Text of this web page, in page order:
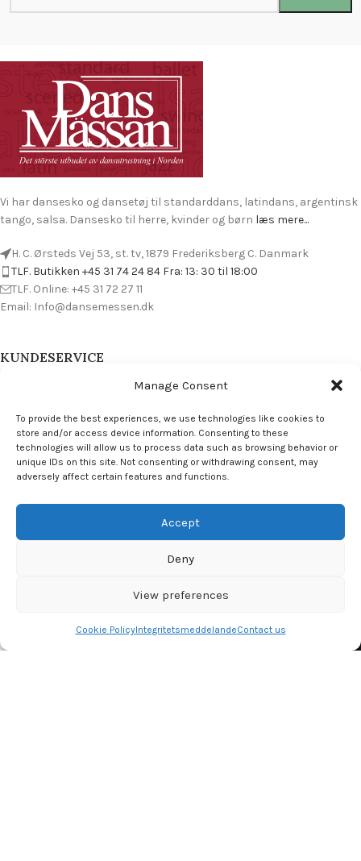
Manage Consent
To provide the best experiences, we use technologies like cookies to
store and/or access device information. Consenting to these
technologies will allow us to process data such as browsing behavior or
unique IDs on this site. Not consenting or withdrawing consent, may
adversely affect certain features and functions.
Accept
Deny
View preferences
Cookie PolicyIntegritetsmeddelandeContact us
Vi har dansesko og dansetøj til standarddans, latindans, argentinsk
tango, salsa. Dansesko til herre, kvinder og børn læs mere...
H. C. Ørsteds Vej 53, st. tv, 1879 Frederiksberg C. Danmark
TLF. Butikken +45 31 74 24 84 Fra: 13: 30 til 18:00
TLF. Online: +45 31 72 27 11
Email: Info@dansemessen.dk
KUNDESERVICE
Størrelsesguide
Vanliga frågor
Villkor
Contact
Få vår nyhetsbrev
My account